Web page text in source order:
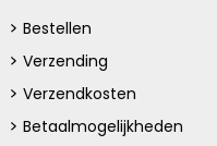
Bestellen
Verzending
Verzendkosten
Betaalmogelijkheden